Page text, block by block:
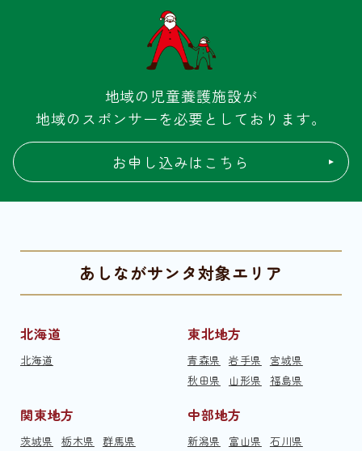
地域の児童養護施設が
地域のスポンサーを必要としております。
お申し込みはこちら
あしながサンタ対象エリア
北海道
北海道
東北地方
青森県 岩手県
宮城県
秋田県
山形県 福島県
関東地方
茨城県 栃木県
群馬県
中部地方
新潟県 富山県
石川県